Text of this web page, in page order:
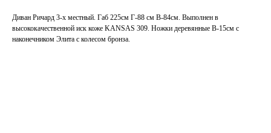
Диван Ричард 3-х местный. Габ 225см Г-88 см В-84см. Выполнен в
высококачественной иск коже KANSAS 309. Ножки деревянные В-15см с
наконечником Элита с колесом бронза.